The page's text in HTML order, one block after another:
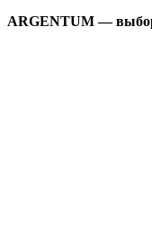
ARGENTUM —